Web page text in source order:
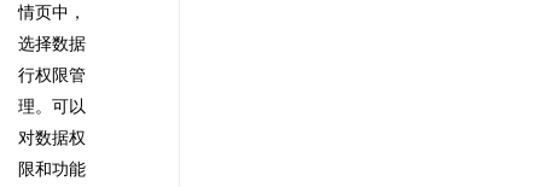
情页中，
选择数据
行权限管
理。可以
对数据权
限和功能